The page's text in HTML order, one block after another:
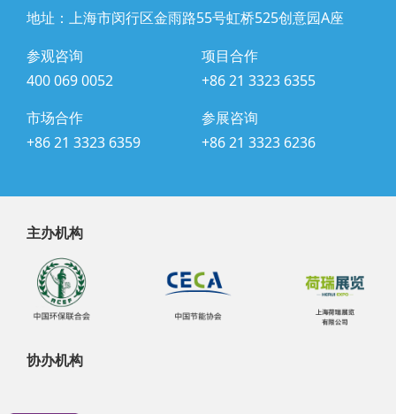
地址：上海市闵行区金雨路55号虹桥525创意园A座
参观咨询
400 069 0052
项目合作
+86 21 3323 6355
市场合作
+86 21 3323 6359
参展咨询
+86 21 3323 6236
主办机构
协办机构